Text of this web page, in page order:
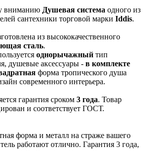
вниманию Душевая система одного из
сантехники торговой марки Iddis.
из высококачественного
сталь.
однорычажный тип
душевые аксессуары - в комплекте
форма тропического душа
современного интерьера.
гарантия сроком 3 года. Товар
и соответствует ГОСТ.
форма и металл на страже вашего
работают отлично. Гарантия 3 года,